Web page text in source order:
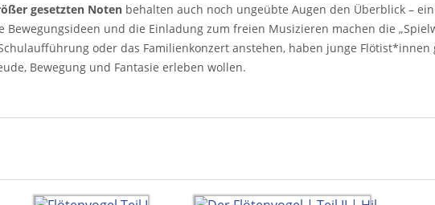
gesetzten Noten behalten auch noch ungeübte Augen den Überblick –
und die Einladung zum freien Musizieren machen die
oder das Familienkonzert anstehen, haben junge
Bewegung und Fantasie erleben wollen.